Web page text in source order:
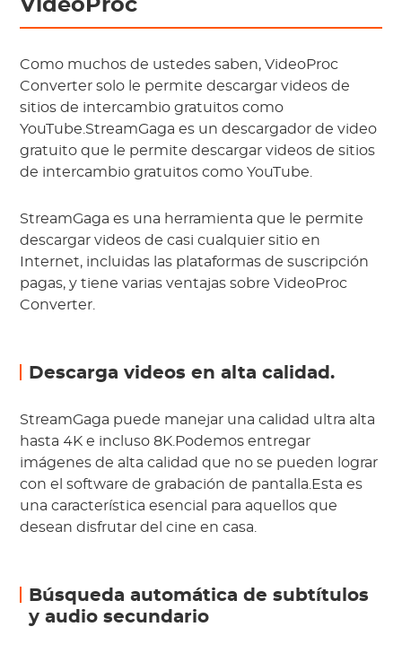
VideoProc
Como muchos de ustedes saben, VideoProc
Converter solo le permite descargar videos de
sitios de intercambio gratuitos como
YouTube.StreamGaga es un descargador de video
gratuito que le permite descargar videos de sitios
de intercambio gratuitos como YouTube.
StreamGaga es una herramienta que le permite
descargar videos de casi cualquier sitio en
Internet, incluidas las plataformas de suscripción
pagas, y tiene varias ventajas sobre VideoProc
Converter.
Descarga videos en alta calidad.
StreamGaga puede manejar una calidad ultra alta
hasta 4K e incluso 8K.Podemos entregar
imágenes de alta calidad que no se pueden lograr
con el software de grabación de pantalla.Esta es
una característica esencial para aquellos que
desean disfrutar del cine en casa.
Búsqueda automática de subtítulos
y audio secundario